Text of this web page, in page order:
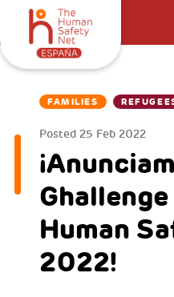
FAMILIES
Posted 25 Feb 2022
Human
2022!